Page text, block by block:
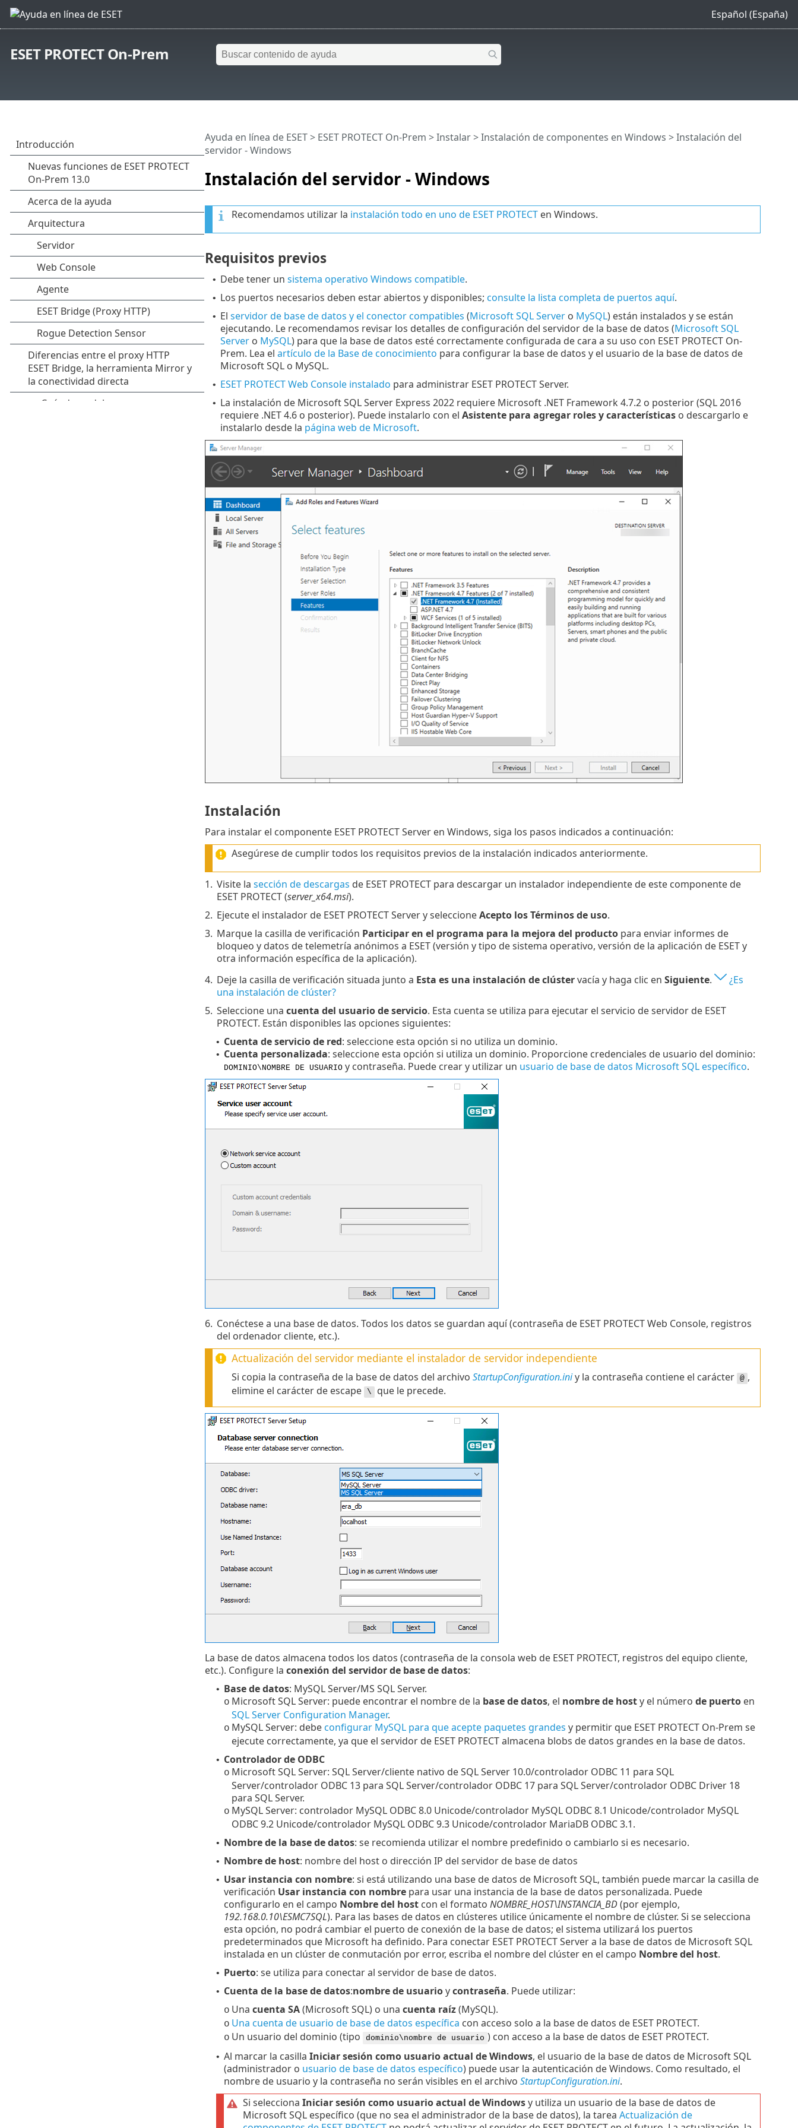
Español (España)
ESET PROTECT On-Prem
Instalación del servidor - Windows
Ayuda en línea de ESET> ESET PROTECT On-Prem >Instalar>Instalación de componentes en Windows > Instalación del
servidor - Windows
Recomendamos utilizar la instalación todo en uno de ESET PROTECTen Windows.
Requisitos previos
• Debe tener un sistema operativo Windows compatible.
• Los puertos necesarios deben estar abiertos y disponibles; consulte la lista completa de puertos aquí.
• El servidor de base de datos y el conector compatibles (Microsoft SQL Servero MySQL) están instalados y se están
ejecutando. Le recomendamos revisar los detalles de configuración del servidor de la base de datos (Microsoft SQL
Servero MySQL) para que la base de datos esté correctamente configurada de cara a su uso con ESET PROTECT On-
Prem. Lea el artículo de la Base de conocimiento para configurar la base de datos y el usuario de la base de datos de
Microsoft SQL o MySQL.
• ESET PROTECT Web Console instalado para administrar ESET PROTECT Server.
• La instalación de Microsoft SQL Server Express 2022 requiere Microsoft .NET Framework 4.7.2 o posterior (SQL 2016
requiere .NET 4.6 o posterior). Puede instalarlo con el Asistente para agregar roles y característicaso descargarlo e
instalarlo desde la página web de Microsoft.
Instalación
Para instalar el componente ESET PROTECT Server en Windows, siga los pasos indicados a continuación:
Asegúrese de cumplir todos los requisitos previos de la instalación indicados anteriormente.
1. Visite la sección de descargas de ESET PROTECT para descargar un instalador independiente de este componente de
ESET PROTECT (server_x64.msi).
2. Ejecute el instalador de ESET PROTECT Server y seleccioneAcepto los Términos de uso.
3. Marque la casilla de verificación Participar en el programa para la mejora del productopara enviar informes de
bloqueo y datos de telemetría anónimos a ESET (versión y tipo de sistema operativo, versión de la aplicación de ESET y
otra información específica de la aplicación).
4. Deje la casilla de verificación situada junto a Esta es una instalación de clústervacía y haga clic en Siguiente.
¿Es
una instalación de clúster?
5. Seleccione una cuenta del usuario de servicio. Esta cuenta se utiliza para ejecutar el servicio de servidor de ESET
PROTECT. Están disponibles las opciones siguientes:
• Cuenta de servicio de red: seleccione esta opción si no utiliza un dominio.
• Cuenta personalizada: seleccione esta opción si utiliza un dominio. Proporcione credenciales de usuario del dominio:
DOMINIO\NOMBRE DE USUARIOy contraseña. Puede crear y utilizar un usuario de base de datos Microsoft SQL específico.
6. Conéctese a una base de datos. Todos los datos se guardan aquí (contraseña de ESET PROTECT Web Console, registros
del ordenador cliente, etc.).
Actualización del servidor mediante el instalador de servidor independiente
Si copia la contraseña de la base de datos del archivo StartupConfiguration.iniy la contraseña contiene el carácter @ ,
elimine el carácter de escape
\ que le precede.
La base de datos almacena todos los datos (contraseña de la consola web de ESET PROTECT, registros del equipo cliente,
etc.). Configure la conexión del servidor de base de datos:
• Base de datos: MySQL Server/MS SQL Server.
o Microsoft SQL Server: puede encontrar el nombre de la base de datos, el nombre de hosty el número de puertoen
SQL Server Configuration Manager.
o MySQL Server: debeconfigurar MySQL para que acepte paquetes grandes y permitir que ESET PROTECT On-Prem se
ejecute correctamente, ya que el servidor de ESET PROTECT almacena blobs de datos grandes en la base de datos.
• Controlador de ODBC
o Microsoft SQL Server: SQL Server/cliente nativo de SQL Server 10.0/controlador ODBC 11 para SQL
Server/controlador ODBC 13 para SQL Server/controlador ODBC 17 para SQL Server/controlador ODBC Driver 18
para SQL Server.
o MySQL Server: controlador MySQL ODBC 8.0 Unicode/controlador MySQL ODBC 8.1 Unicode/controlador MySQL
ODBC 9.2 Unicode/controlador MySQL ODBC 9.3 Unicode/controlador MariaDB ODBC 3.1.
• Nombre de la base de datos: se recomienda utilizar el nombre predefinido o cambiarlo si es necesario.
• Nombre de host: nombre del host o dirección IP del servidor de base de datos
• Usar instancia con nombre: si está utilizando una base de datos de Microsoft SQL, también puede marcar la casilla de
verificación Usar instancia con nombrepara usar una instancia de la base de datos personalizada. Puede
configurarlo en el campo Nombre del hostcon el formato NOMBRE_HOST\INSTANCIA_BD(por ejemplo,
192.168.0.10\ESMC7SQL). Para las bases de datos en clústeres utilice únicamente el nombre de clúster. Si se selecciona
esta opción, no podrá cambiar el puerto de conexión de la base de datos; el sistema utilizará los puertos
predeterminados que Microsoft ha definido. Para conectar ESET PROTECT Server a la base de datos de Microsoft SQL
instalada en un clúster de conmutación por error, escriba el nombre del clúster en el campo Nombre del host.
• Puerto: se utiliza para conectar al servidor de base de datos.
• Cuenta de la base de datos:nombre de usuarioycontraseña. Puede utilizar:
o Una cuenta SA(Microsoft SQL) o una cuenta raíz(MySQL).
o Una cuenta de usuario de base de datos específica con acceso solo a la base de datos de ESET PROTECT.
o Un usuario del dominio (tipo dominio\nombre de usuario ) con acceso a la base de datos de ESET PROTECT.
• Al marcar la casilla Iniciar sesión como usuario actual de Windows, el usuario de la base de datos de Microsoft SQL
(administrador o usuario de base de datos específico) puede usar la autenticación de Windows. Como resultado, el
nombre de usuario y la contraseña no serán visibles en el archivo StartupConfiguration.ini.
Si selecciona Iniciar sesión como usuario actual de Windowsy utiliza un usuario de la base de datos de
Microsoft SQL específico (que no sea el administrador de la base de datos), la tarea Actualización de